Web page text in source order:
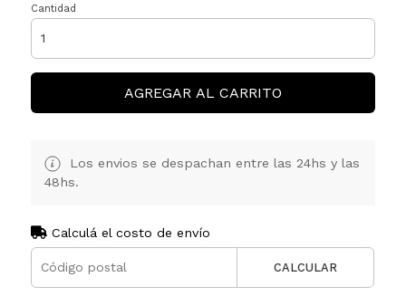
Cantidad
AGREGAR AL CARRITO
Los envios se despachan entre las 24hs y las
48hs.
Calculá el costo de envío
CALCULAR